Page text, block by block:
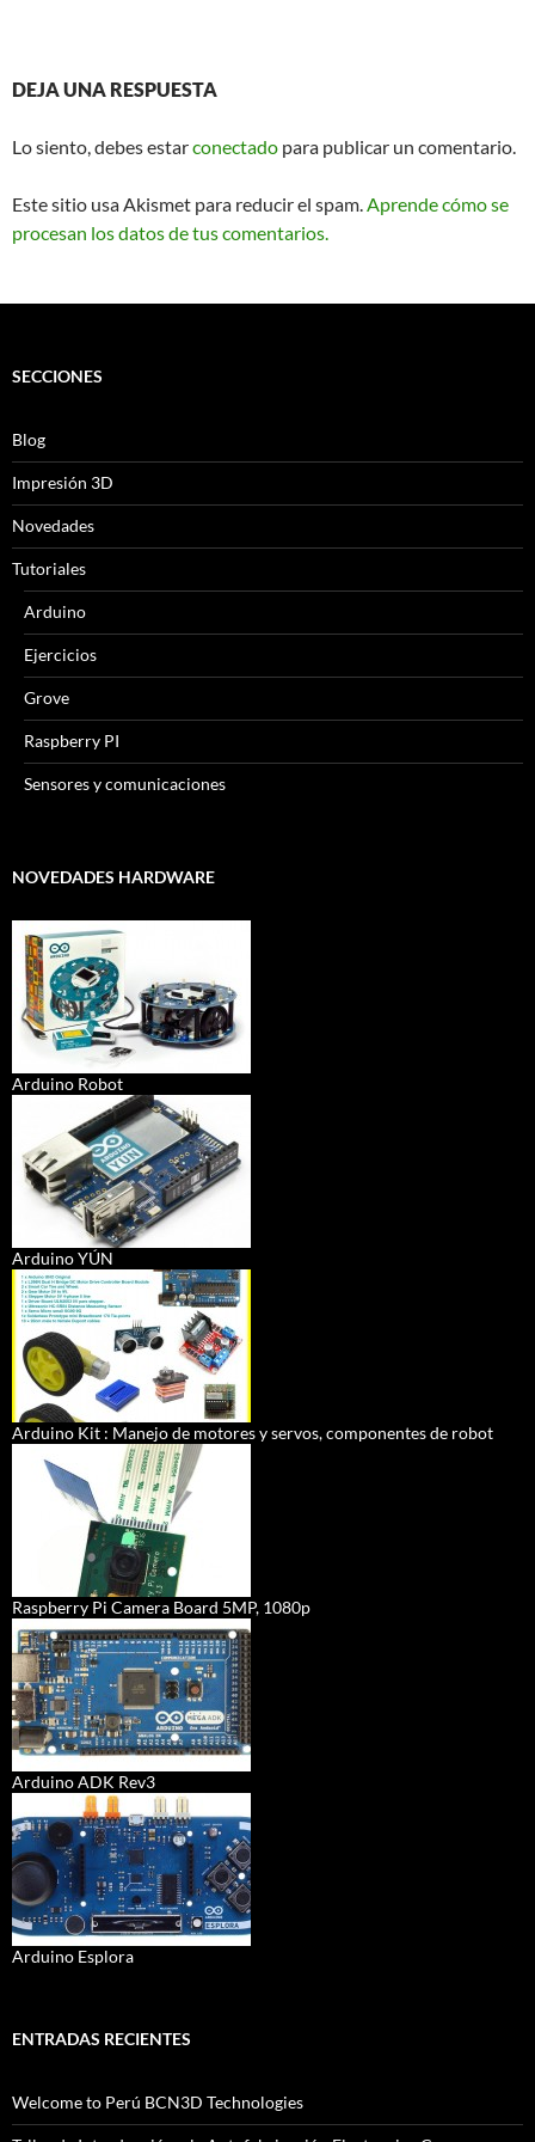
DEJA UNA RESPUESTA
Lo siento, debes estarconectado para publicar un comentario.
Este sitio usa Akismet para reducir el spam.Aprende cómo se
procesan los datos de tus comentarios.
SECCIONES
Blog
Impresión 3D
Novedades
Tutoriales
Arduino
Ejercicios
Grove
Raspberry PI
Sensores y comunicaciones
NOVEDADES HARDWARE
Arduino Robot
Arduino YÚN
Arduino Kit : Manejo de motores y servos, componentes de robot
Raspberry Pi Camera Board 5MP, 1080p
Arduino ADK Rev3
Arduino Esplora
ENTRADAS RECIENTES
Welcome to Perú BCN3D Technologies